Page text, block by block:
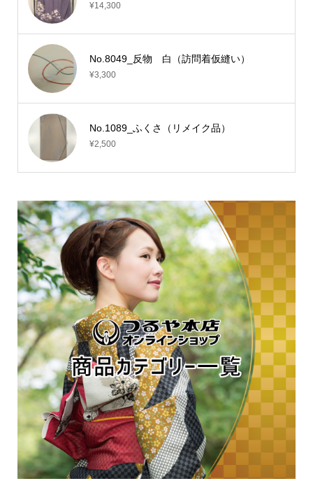
¥14,300
No.8049_反物 白（訪問着仮縫い）
¥3,300
No.1089_ふくさ（リメイク品）
¥2,500